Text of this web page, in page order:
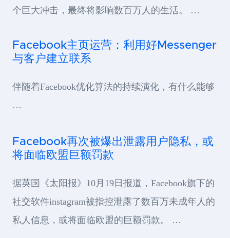
个巨大冲击，最终将影响数百万人的生活。 …
Facebook主页运营：利用好Messenger
与客户建立联系
伴随着Facebook优化算法的持续演化，有什么能够
…
Facebook再次被爆出泄露用户隐私，或
将面临欧盟巨额罚款
据英国《太阳报》10月19日报道，Facebook旗下的
社交软件instagram被指控泄露了数百万未成年人的
私人信息，或将面临欧盟的巨额罚款。 …